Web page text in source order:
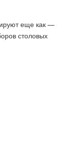
еще как —
столовых